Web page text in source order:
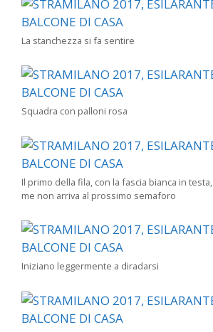
La stanchezza si fa sentire
Squadra con palloni rosa
Il primo della fila, con la fascia bianca in
me non arriva al prossimo semaforo
Iniziano leggermente a diradarsi